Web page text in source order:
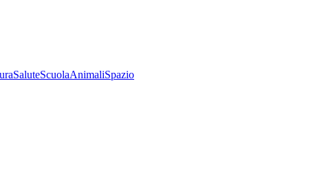
SaluteScuolaAnimaliSpazio